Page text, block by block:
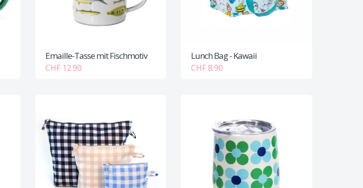
Emaille-Tasse mit Fischmotiv
CHF 12.90
Lunch Bag - Kawaii
CHF 8.90